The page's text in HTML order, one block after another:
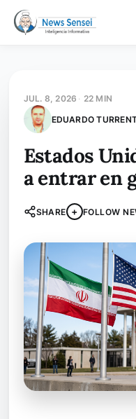
JUL. 8, 2026 · 22 MIN
EDUARDO
Estados
a entrar en
SHARE + FOLLOW